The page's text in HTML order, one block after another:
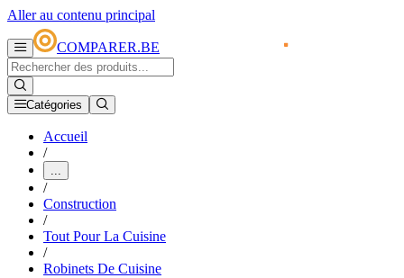
Aller au contenu principal
COMPARER.BE
Catégories
Accueil
/
...
/
Construction
/
Tout Pour La Cuisine
/
Robinets De Cuisine